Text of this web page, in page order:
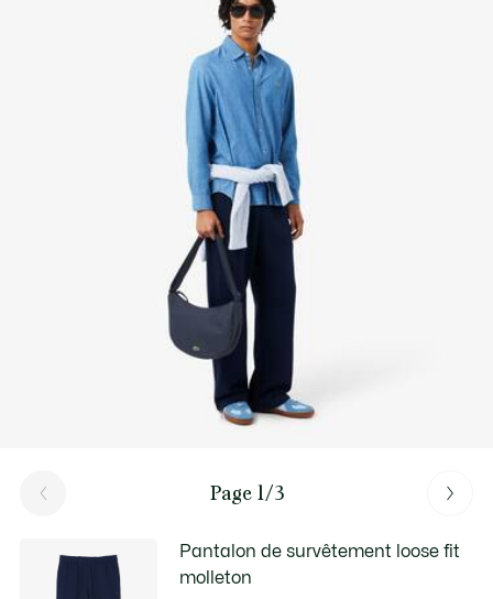
Intérieur : 1 poche plate en mesh
Page 1/3
Pantalon de survêtement loose fit
molleton